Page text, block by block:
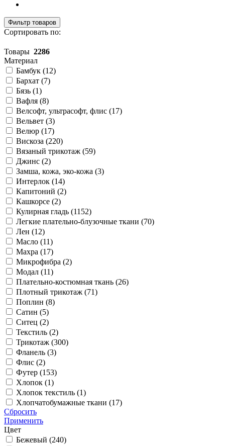
Фильтр товаров
Сортировать по:
Товары 2286
Материал
Бамбук (12)
Бархат (7)
Бязь (1)
Вафля (8)
Велсофт, ультрасофт, флис (17)
Вельвет (3)
Велюр (17)
Вискоза (220)
Вязаный трикотаж (59)
Джинс (2)
Замша, кожа, эко-кожа (3)
Интерлок (14)
Капитоний (2)
Кашкорсе (2)
Кулирная гладь (1152)
Легкие плательно-блузочные ткани (70)
Лен (12)
Масло (11)
Махра (17)
Микрофибра (2)
Модал (11)
Плательно-костюмная ткань (26)
Плотный трикотаж (71)
Поплин (8)
Сатин (5)
Ситец (2)
Текстиль (2)
Трикотаж (300)
Фланель (3)
Флис (2)
Футер (153)
Хлопок (1)
Хлопок текстиль (1)
Хлопчатобумажные ткани (17)
Сбросить
Применить
Цвет
Бежевый (240)